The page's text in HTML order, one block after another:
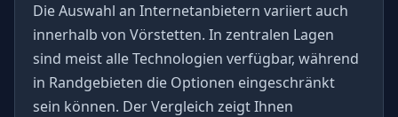
Die Auswahl an Internetanbietern variiert auch
innerhalb von Vörstetten. In zentralen Lagen
sind meist alle Technologien verfügbar, während
in Randgebieten die Optionen eingeschränkt
sein können. Der Vergleich zeigt Ihnen